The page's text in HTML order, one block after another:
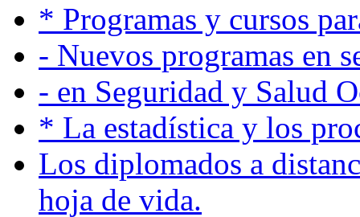
* Programas y cursos
- Nuevos programas en
- en Seguridad y Salud
* La estadística y los
Los diplomados a
hoja de vida.